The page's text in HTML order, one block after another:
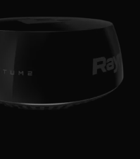
VOOR
nieuwe Pathfinder Radar